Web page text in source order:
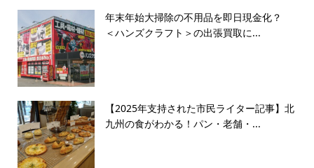
年末年始大掃除の不用品を即日現金化？
＜ハンズクラフト＞の出張買取に...
【2025年支持された市民ライター記事】北
九州の食がわかる！パン・老舗・...